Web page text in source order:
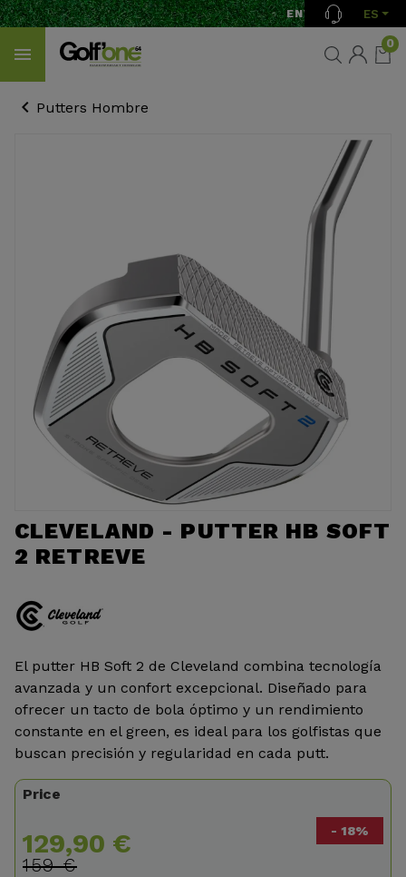
ENVÍO GRATIS A
ES
0
Putters Hombre
CLEVELAND - PUTTER HB SOFT
2 RETREVE
El putter HB Soft 2 de Cleveland combina tecnología
avanzada y un confort excepcional. Diseñado para
ofrecer un tacto de bola óptimo y un rendimiento
constante en el green, es ideal para los golfistas que
buscan precisión y regularidad en cada putt.
Price
129,90 €
159 €
- 18%